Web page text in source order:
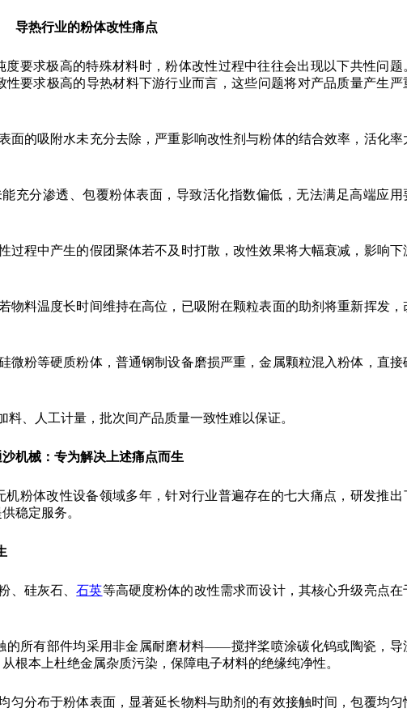
导热行业的粉体改性痛点
要求极高的特殊材料时，粉体改性过程中往往会出现以下共性问题
要求极高的导热材料下游行业而言，这些问题将对产品质量产生严
面的吸附水未充分去除，严重影响改性剂与粉体的结合效率，活化率
充分渗透、包覆粉体表面，导致活化指数偏低，无法满足高端应用
过程中产生的假团聚体若不及时打散，改性效果将大幅衰减，影响下
物料温度长时间维持在高位，已吸附在颗粒表面的助剂将重新挥发，
微粉等硬质粉体，普通钢制设备磨损严重，金属颗粒混入粉体，直接
料、人工计量，批次间产品质量一致性难以保证。
沙机械：专为解决上述痛点而生
机粉体改性设备领域多年，针对行业普遍存在的七大痛点，研发推出
稳定服务。
、硅灰石、石英等高硬度粉体的改性需求而设计，其核心升级亮点在
的所有部件均采用非金属耐磨材料——搅拌桨喷涂碳化钨或陶瓷，导
根本上杜绝金属杂质污染，保障电子材料的绝缘纯净性。
匀分布于粉体表面，显著延长物料与助剂的有效接触时间，包覆均匀